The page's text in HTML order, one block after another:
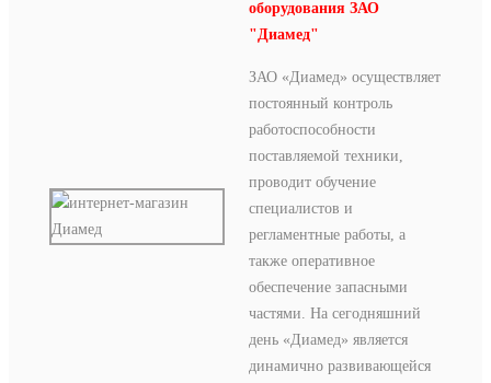
оборудования ЗАО
"Диамед"
ЗАО «Диамед» осуществляет
постоянный контроль
работоспособности
поставляемой техники,
проводит обучение
специалистов и
регламентные работы, а
также оперативное
обеспечение запасными
частями. На сегодняшний
день «Диамед» является
динамично развивающейся